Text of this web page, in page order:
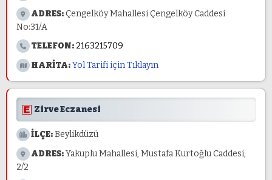
ADRES:Çengelköy Mahallesi Çengelköy Caddesi
No:31/A
TELEFON: 2163215709
HARİTA:Yol Tarifi için Tıklayın
Zirve Eczanesi
İLÇE:Beylikdüzü
ADRES:Yakuplu Mahallesi, Mustafa Kurtoğlu Caddesi,
2/2